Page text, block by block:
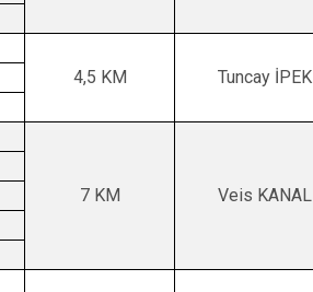
4,5 KM
Tuncay İPEK
7 KM Veis KANAL